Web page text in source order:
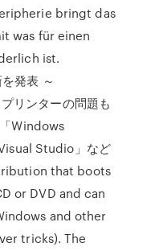
bringt das
was für einen
ist.
発表 ～
リンターの問題も
Windows
Studio」など
that boots
or DVD and can
and other
tricks). The